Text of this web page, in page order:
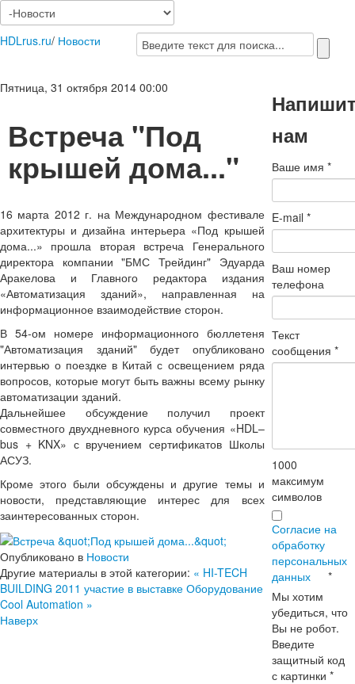
HDLrus.ru/ Новости
Пятница, 31 октября 2014 00:00
Встреча "Под
крышей дома..."
16 марта 2012 г. на Международном фестивале
архитектуры и дизайна интерьера «Под крышей
дома...» прошла вторая встреча Генерального
директора компании "БМС Трейдинг" Эдуарда
Аракелова и Главного редактора издания
«Автоматизация зданий», направленная на
информационное взаимодействие сторон.
В 54-ом номере информационного бюллетеня
"Автоматизация зданий" будет опубликовано
интервью о поездке в Китай с освещением ряда
вопросов, которые могут быть важны всему рынку
автоматизации зданий.
Дальнейшее обсуждение получил проект
совместного двухдневного курса обучения «HDL–
bus + KNX» с вручением сертификатов Школы
АСУЗ.
Кроме этого были обсуждены и другие темы и
новости, представляющие интерес для всех
заинтересованных сторон.
Опубликовано в Новости
Другие материалы в этой категории: « HI-TECH
BUILDING 2011 участие в выставке Оборудование
Cool Automation »
Наверх
нам
Ваше имя*
E-mail*
Ваш номер
телефона
Текст
сообщения*
1000
максимум
символов
Согласие на
обработку
персональных
данных
*
Мы хотим
убедиться, что
Вы не робот.
Введите
защитный код
с картинки*